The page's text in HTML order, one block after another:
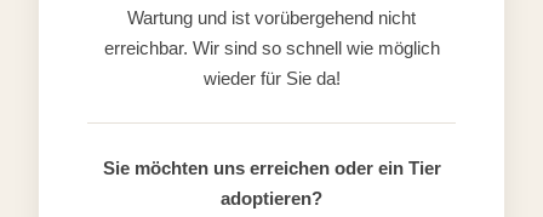
Wartung und ist vorübergehend nicht
erreichbar. Wir sind so schnell wie möglich
wieder für Sie da!
Sie möchten uns erreichen oder ein Tier
adoptieren?